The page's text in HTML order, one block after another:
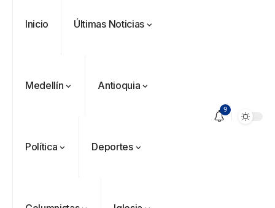
Inicio Últimas Noticias
Medellín Antioquia
Política Deportes
9